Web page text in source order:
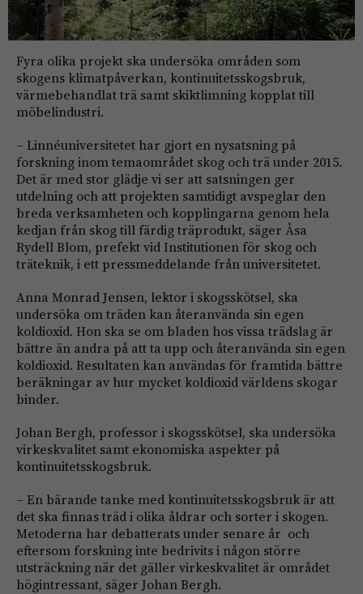
Fyra olika projekt ska undersöka områden som
skogens klimatpåverkan, kontinuitetsskogsbruk,
värmebehandlat trä samt skiktlimning kopplat till
möbelindustri.
– Linnéuniversitetet har gjort en nysatsning på
forskning inom temaområdet skog och trä under 2015.
Det är med stor glädje vi ser att satsningen ger
utdelning och att projekten samtidigt avspeglar den
breda verksamheten och kopplingarna genom hela
kedjan från skog till färdig träprodukt, säger Åsa
Rydell Blom, prefekt vid Institutionen för skog och
träteknik, i ett pressmeddelande från universitetet.
Anna Monrad Jensen, lektor i skogsskötsel, ska
undersöka om träden kan återanvända sin egen
koldioxid. Hon ska se om bladen hos vissa trädslag är
bättre än andra på att ta upp och återanvända sin egen
koldioxid. Resultaten kan användas för framtida bättre
beräkningar av hur mycket koldioxid världens skogar
binder.
Johan Bergh, professor i skogsskötsel, ska undersöka
virkeskvalitet samt ekonomiska aspekter på
kontinuitetsskogsbruk.
– En bärande tanke med kontinuitetsskogsbruk är att
det ska finnas träd i olika åldrar och sorter i skogen.
Metoderna har debatterats under senare år och
eftersom forskning inte bedrivits i någon större
utsträckning när det gäller virkeskvalitet är området
högintressant, säger Johan Bergh.